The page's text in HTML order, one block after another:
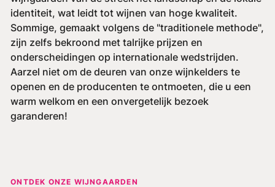
identiteit, wat leidt tot wijnen van hoge kwaliteit.
Sommige, gemaakt volgens de "traditionele methode",
zijn zelfs bekroond met talrijke prijzen en
onderscheidingen op internationale wedstrijden.
Aarzel niet om de deuren van onze wijnkelders te
openen en de producenten te ontmoeten, die u een
warm welkom en een onvergetelijk bezoek
garanderen!
ONTDEK ONZE WIJNGAARDEN